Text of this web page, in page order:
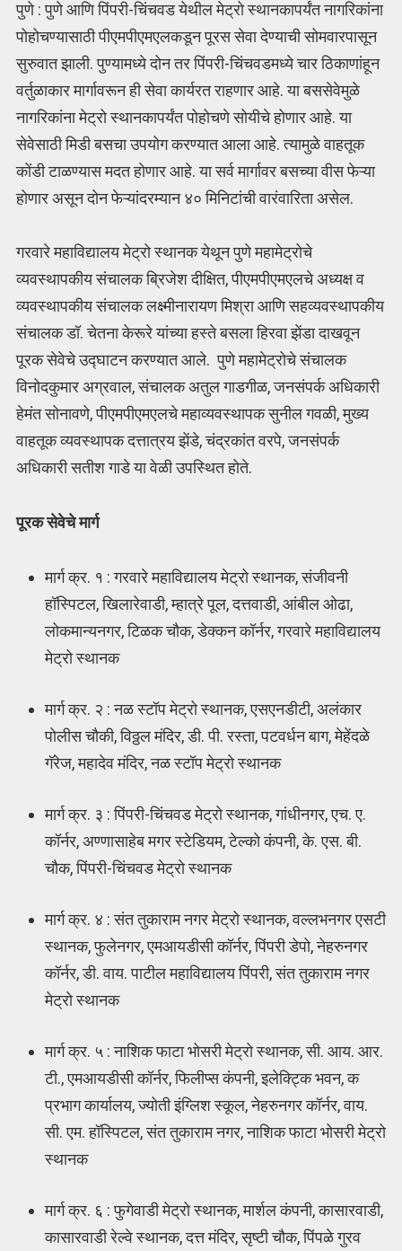
पुणे : पुणे आणि पिंपरी-चिंचवड येथील मेट्रो स्थानकापर्यंत नागरिकांना
पोहोचण्यासाठी पीएमपीएमएलकडून पूरस सेवा देण्याची सोमवारपासून
सुरुवात झाली. पुण्यामध्ये दोन तर पिंपरी-चिंचवडमध्ये चार ठिकाणांहून
वर्तुळाकार मार्गावरून ही सेवा कार्यरत राहणार आहे. या बससेवेमुळे
नागरिकांना मेट्रो स्थानकापर्यंत पोहोचणे सोयीचे होणार आहे. या
सेवेसाठी मिडी बसचा उपयोग करण्यात आला आहे. त्यामुळे वाहतूक
कोंडी टाळण्यास मदत होणार आहे. या सर्व मार्गावर बसच्या वीस फेऱ्या
होणार असून दोन फेऱ्यांदरम्यान ४० मिनिटांची वारंवारिता असेल.
गरवारे महाविद्यालय मेट्रो स्थानक येथून पुणे महामेट्रोचे
व्यवस्थापकीय संचालक ब्रिजेश दीक्षित, पीएमपीएमएलचे अध्यक्ष व
व्यवस्थापकीय संचालक लक्ष्मीनारायण मिश्रा आणि सहव्यवस्थापकीय
संचालक डॉ. चेतना केरूरे यांच्या हस्ते बसला हिरवा झेंडा दाखवून
पूरक सेवेचे उद्घाटन करण्यात आले. पुणे महामेट्रोचे संचालक
विनोदकुमार अग्रवाल, संचालक अतुल गाडगीळ, जनसंपर्क अधिकारी
हेमंत सोनावणे, पीएमपीएमएलचे महाव्यवस्थापक सुनील गवळी, मुख्य
वाहतूक व्यवस्थापक दत्तात्रय झेंडे, चंद्रकांत वरपे, जनसंपर्क
अधिकारी सतीश गाडे या वेळी उपस्थित होते.
पूरक सेवेचे मार्ग
मार्ग क्र. १ : गरवारे महाविद्यालय मेट्रो स्थानक, संजीवनी
हॉस्पिटल, खिलारेवाडी, म्हात्रे पूल, दत्तवाडी, आंबील ओढा,
लोकमान्यनगर, टिळक चौक, डेक्कन कॉर्नर, गरवारे महाविद्यालय
मेट्रो स्थानक
मार्ग क्र. २ : नळ स्टॉप मेट्रो स्थानक, एसएनडीटी, अलंकार
पोलीस चौकी, विठ्ठल मंदिर, डी. पी. रस्ता, पटवर्धन बाग, मेहेंदळे
गॅरेज, महादेव मंदिर, नळ स्टॉप मेट्रो स्थानक
मार्ग क्र. ३ : पिंपरी-चिंचवड मेट्रो स्थानक, गांधीनगर, एच. ए.
कॉर्नर, अण्णासाहेब मगर स्टेडियम, टेल्को कंपनी, के. एस. बी.
चौक, पिंपरी-चिंचवड मेट्रो स्थानक
मार्ग क्र. ४ : संत तुकाराम नगर मेट्रो स्थानक, वल्लभनगर एसटी
स्थानक, फुलेनगर, एमआयडीसी कॉर्नर, पिंपरी डेपो, नेहरुनगर
कॉर्नर, डी. वाय. पाटील महाविद्यालय पिंपरी, संत तुकाराम नगर
मेट्रो स्थानक
मार्ग क्र. ५ : नाशिक फाटा भोसरी मेट्रो स्थानक, सी. आय. आर.
टी., एमआयडीसी कॉर्नर, फिलीप्स कंपनी, इलेक्ट्कि भवन, क
प्रभाग कार्यालय, ज्योती इंग्लिश स्कूल, नेहरुनगर कॉर्नर, वाय.
सी. एम. हॉस्पिटल, संत तुकाराम नगर, नाशिक फाटा भोसरी मेट्रो
स्थानक
मार्ग क्र. ६ : फुगेवाडी मेट्रो स्थानक, मार्शल कंपनी, कासारवाडी,
कासारवाडी रेल्वे स्थानक, दत्त मंदिर, सृष्टी चौक, पिंपळे गुरव